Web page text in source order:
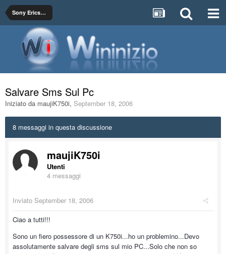
Sony Ericsson
Salvare Sms Sul Pc
Iniziato da maujiK750i, September 18, 2006
8 messaggi in questa discussione
maujiK750i
Utenti
4 messaggi
Inviato September 18, 2006
Ciao a tutti!!!
Sono un fiero possessore di un K750i...ho un problemino...Devo
assolutamente salvare degli sms sul mio PC...Solo che non so